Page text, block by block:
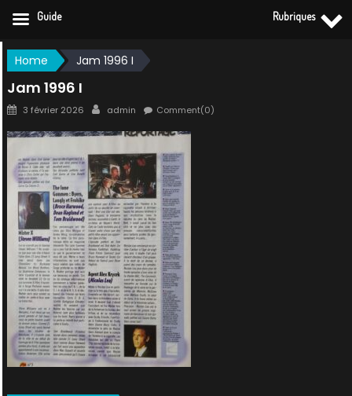
Skip
to
content
Home Jam 1996 I
Jam 1996 I
Posted
3 février 2026 Author
admin Comment(0)
Guide Rubriques